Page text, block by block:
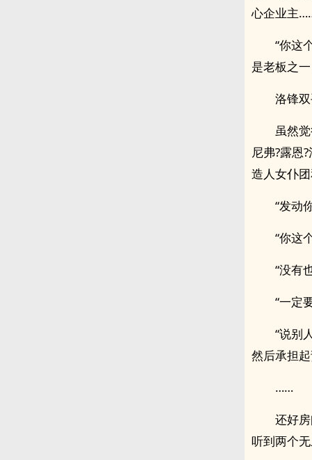
心企业主
“你这
是老板之
洛锋
虽然
尼弗?露恩
造人女仆
“发动
“你这
“没有
“一定
“说别
然后承担
……
还好
听到两个